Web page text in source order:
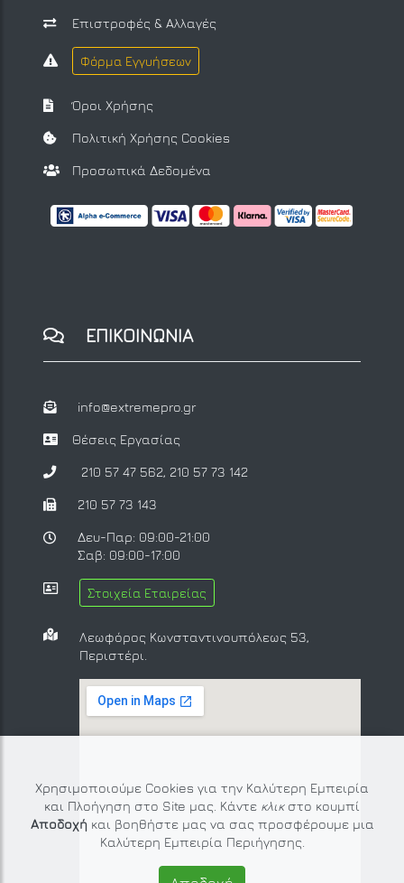
Χρησιμοποιούμε Cookies για την Καλύτερη Εμπειρία
και Πλοήγηση στο Site μας. Κάντε κλικ στο κουμπί
Αποδοχήκαι βοηθήστε μας να σας προσφέρουμε μια
Καλύτερη Εμπειρία Περιήγησης.
Επιστροφές & Αλλαγές
Φόρμα Εγγυήσεων
Όροι Χρήσης
Πολιτική Χρήσης Cookies
Προσωπικά Δεδομένα
ΕΠΙΚΟΙΝΩΝΙΑ
info@extremepro.gr
Θέσεις Εργασίας
210 57 47 562, 210 57 73 142
210 57 73 143
Δευ-Παρ: 09:00-21:00
Σαβ: 09:00-17:00
Στοιχεία Εταιρείας
Λεωφόρος Κωνσταντινουπόλεως 53,
Περιστέρι.